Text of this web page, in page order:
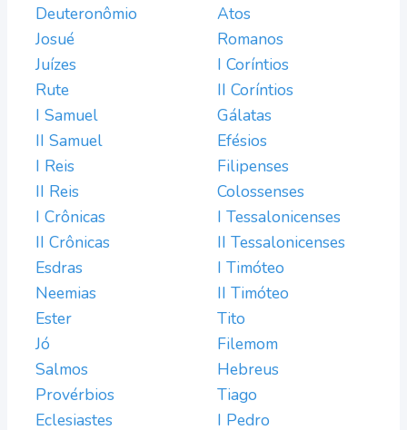
Deuteronômio
Josué
Juízes
Rute
I Samuel
II Samuel
I Reis
II Reis
I Crônicas
II Crônicas
Esdras
Neemias
Ester
Jó
Salmos
Provérbios
Eclesiastes
Atos
Romanos
I Coríntios
II Coríntios
Gálatas
Efésios
Filipenses
Colossenses
I Tessalonicenses
II Tessalonicenses
I Timóteo
II Timóteo
Tito
Filemom
Hebreus
Tiago
I Pedro